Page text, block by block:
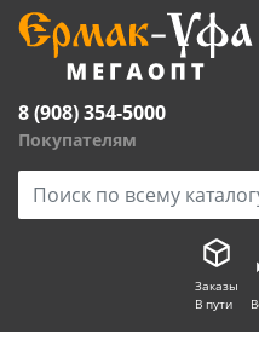
8 (908) 354-5000
Покупателям
Заказы
В пути